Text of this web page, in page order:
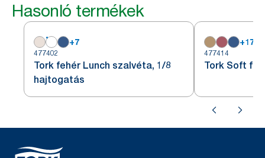
Hasonló termékek
+7
477402
Tork fehér Lunch szalvéta, 1/8
hajtogatás
+17
477414
Tork Soft